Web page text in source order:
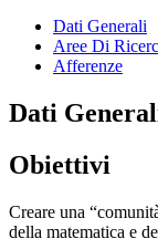
Dati Generali
Aree Di
Afferenze
Dati
Obiettivi
Creare una
della matematica e